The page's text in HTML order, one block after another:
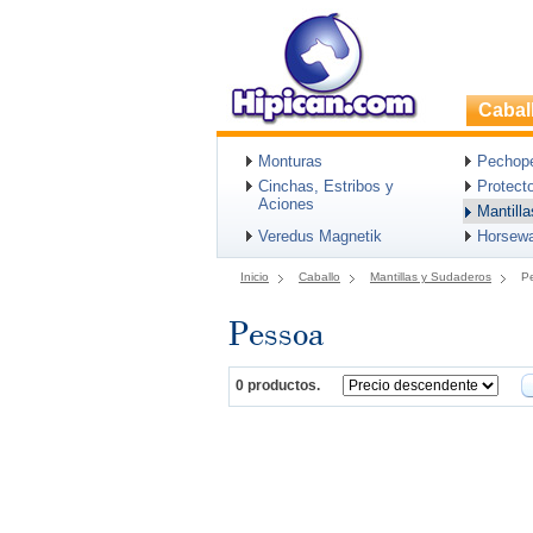
Monturas
Cinchas, Estribos y
Aciones
Veredus Magnetik
Inicio Caballo Mantillas y Sudaderos
Pessoa
0 productos.